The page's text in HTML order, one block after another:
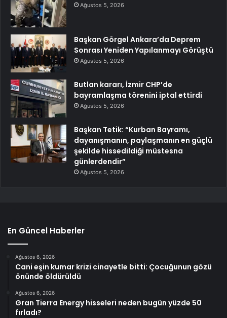
Ağustos 5, 2026
Başkan Görgel Ankara’da Deprem
Sonrası Yeniden Yapılanmayı Görüştü
Ağustos 5, 2026
Butlan kararı, İzmir CHP’de
bayramlaşma törenini iptal ettirdi
Ağustos 5, 2026
Başkan Tetik: “Kurban Bayramı,
dayanışmanın, paylaşmanın en güçlü
şekilde hissedildiği müstesna
günlerdendir”
Ağustos 5, 2026
En Güncel Haberler
Ağustos 6, 2026
Cani eşin kumar krizi cinayetle bitti: Çocuğunun gözü
önünde öldürüldü
Ağustos 6, 2026
Gran Tierra Energy hisseleri neden bugün yüzde 50
fırladı?